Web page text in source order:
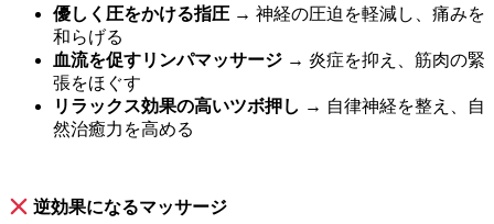
優しく圧をかける指圧 → 神経の圧迫を軽減し、痛みを
和らげる
血流を促すリンパマッサージ → 炎症を抑え、筋肉の緊
張をほぐす
リラックス効果の高いツボ押し → 自律神経を整え、自
然治癒力を高める
逆効果になるマッサージ